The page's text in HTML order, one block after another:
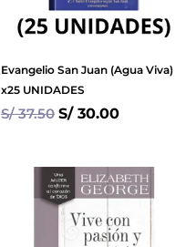
Evangelio San Juan (Agua Viva)
x25 UNIDADES
S/37.50 S/30.00